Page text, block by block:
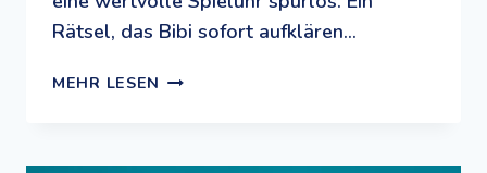
Rätsel, das Bibi sofort aufklären…
MEHR LESEN FILMTIPP